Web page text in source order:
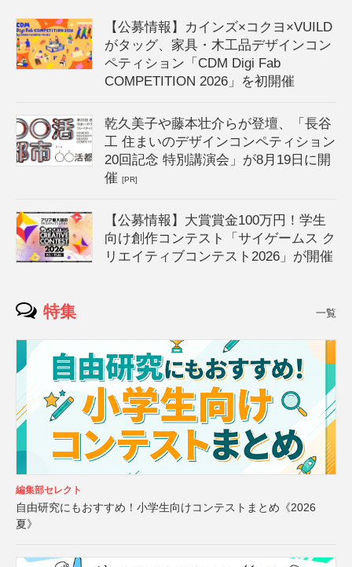
【公募情報】カインズ×コクヨ×VUILD
がタッグ、家具・木工品デザインコン
ペティション「CDM Digi Fab
COMPETITION 2026」を初開催
乾久美子や藤本壮介らが登壇、「長谷
工 住まいのデザインコンペティション
20回記念 特別講演会」が8月19日に開
催[PR]
【公募情報】大賞賞金100万円！学生
向け創作コンテスト「サイゲームス ク
リエイティブコンテスト2026」が開催
特集 一覧
編集部セレクト
自由研究にもおすすめ！小学生向けコンテストまとめ《2026
夏》